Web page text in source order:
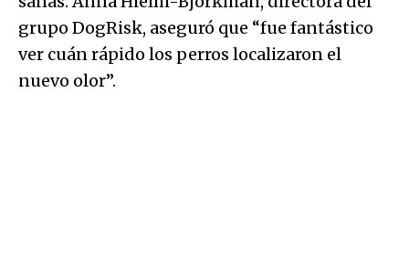
grupo DogRisk, aseguró que “fue fantástico
ver cuán rápido los perros localizaron el
nuevo olor”.